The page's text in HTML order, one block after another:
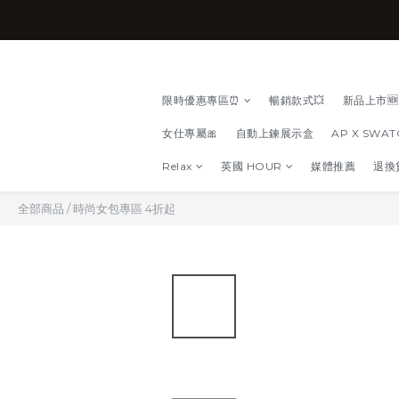
限時優惠專區⏰ 暢銷款式💥 新品上市🆕
女仕專屬🎀 自動上鍊展示盒 AP X
Relax 英國 HOUR 媒體推薦 退換
全部商品 /時尚女包專區 4折起